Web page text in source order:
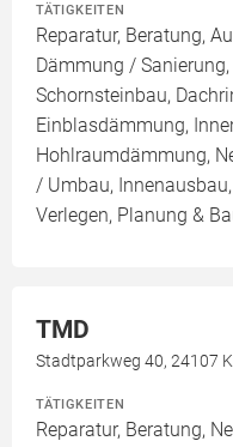
TÄTIGKEITEN
Reparatur, Beratung,
Dämmung /
Schornsteinbau,
Einblasdämmung,
Hohlraumdämmung,
/ Umbau,
Verlegen, Planung &
TMD
Stadtparkweg 40, 24107
TÄTIGKEITEN
Reparatur, Beratung,